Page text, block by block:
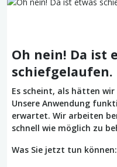
Oh nein! Da ist
schiefgelaufen.
Es scheint, als hätten
Unsere Anwendung
erwartet. Wir arbeiten
schnell wie möglich zu
Was Sie jetzt tun können: